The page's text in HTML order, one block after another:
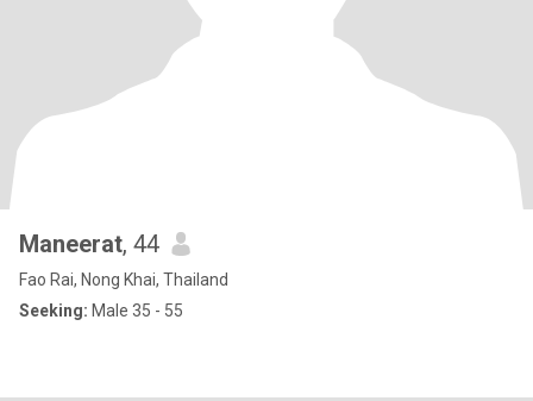
Maneerat, 44
Fao Rai, Nong Khai, Thailand
Seeking: Male 35 - 55